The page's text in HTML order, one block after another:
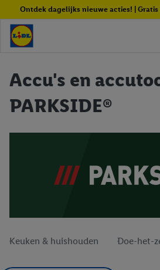
Ontdek dagelijks nieuwe acties! |
Accu's en
PARKSIDE®
Keuken & huishouden Doe-het-